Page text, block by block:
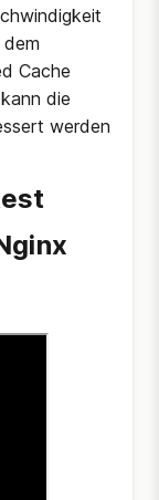
Cache
die
werden